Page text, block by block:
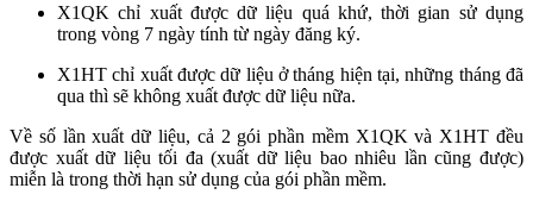
X1QK chỉ xuất được dữ liệu quá khứ, thời gian sử dụng
trong vòng 7 ngày tính từ ngày đăng ký.
X1HT chỉ xuất được dữ liệu ở tháng hiện tại, những tháng đã
qua thì sẽ không xuất được dữ liệu nữa.
Về số lần xuất dữ liệu, cả 2 gói phần mềm X1QK và X1HT đều
được xuất dữ liệu tối đa (xuất dữ liệu bao nhiêu lần cũng được)
miễn là trong thời hạn sử dụng của gói phần mềm.